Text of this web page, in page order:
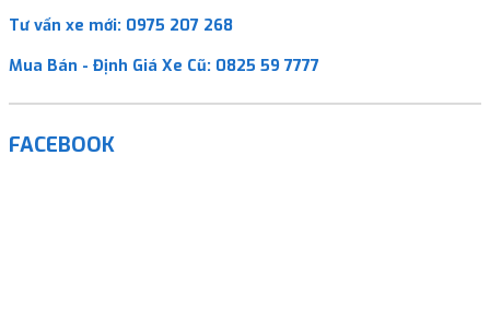
Tư vấn xe mới: 0975 207 268
Mua Bán - Định Giá Xe Cũ: 0825 59 7777
FACEBOOK